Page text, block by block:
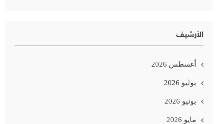
الأرشيف
أغسطس 2026
يوليو 2026
يونيو 2026
مايو 2026